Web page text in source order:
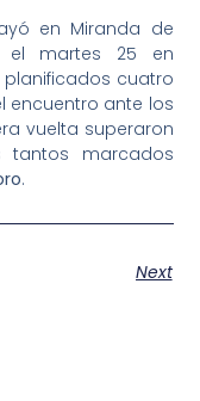
en Miranda de
el martes 25 en
planificados cuatro
encuentro ante los
vuelta superaron
marcados
.
Next